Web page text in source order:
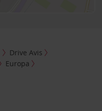
Drive Avis
Europa